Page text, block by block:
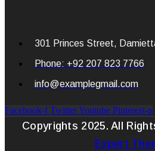
301 Princes Street,
Phone: +92 207 823 7766
info@examplegmail.com
Facebook-f TwitterYoutube Pinterest-p
Copyrights 2025. All
Expert